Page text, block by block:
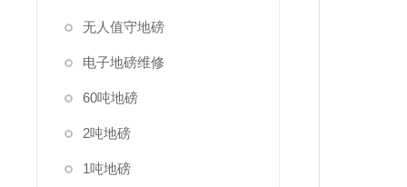
无人值守地磅
电子地磅维修
60吨地磅
2吨地磅
1吨地磅